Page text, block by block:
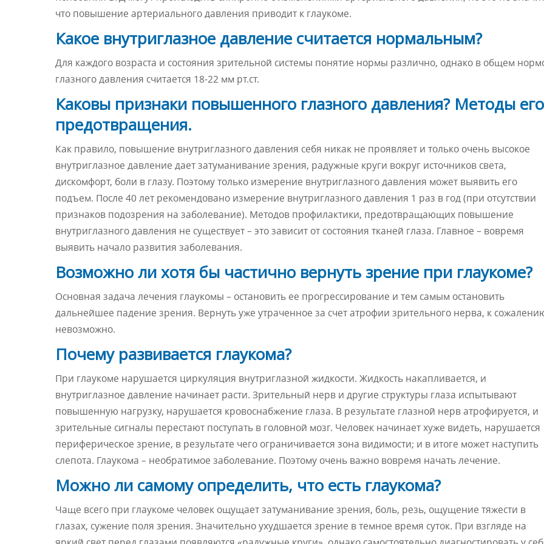
что повышение артериального давления приводит к глаукоме.
Какое внутриглазное давление считается нормальным?
Для каждого возраста и состояния зрительной системы понятие нормы различно, однако в общем
глазного давления считается 18-22 мм рт.ст.
Каковы признаки повышенного глазного давления? Методы его
предотвращения.
Как правило, повышение внутриглазного давления себя никак не проявляет и только очень высокое
внутриглазное давление дает затуманивание зрения, радужные круги вокруг источников света,
дискомфорт, боли в глазу. Поэтому только измерение внутриглазного давления может выявить его
подъем. После 40 лет рекомендовано измерение внутриглазного давления 1 раз в год (при отсутствии
признаков подозрения на заболевание). Методов профилактики, предотвращающих повышение
внутриглазного давления не существует – это зависит от состояния тканей глаза. Главное – вовремя
выявить начало развития заболевания.
Возможно ли хотя бы частично вернуть зрение при глаукоме?
Основная задача лечения глаукомы – остановить ее прогрессирование и тем самым остановить
дальнейшее падение зрения. Вернуть уже утраченное за счет атрофии зрительного нерва, к
невозможно.
Почему развивается глаукома?
При глаукоме нарушается циркуляция внутриглазной жидкости. Жидкость накапливается, и
внутриглазное давление начинает расти. Зрительный нерв и другие структуры глаза испытывают
повышенную нагрузку, нарушается кровоснабжение глаза. В результате глазной нерв атрофируется, и
зрительные сигналы перестают поступать в головной мозг. Человек начинает хуже видеть, нарушается
периферическое зрение, в результате чего ограничивается зона видимости; и в итоге может наступить
слепота. Глаукома – необратимое заболевание. Поэтому очень важно вовремя начать лечение.
Можно ли самому определить, что есть глаукома?
Чаще всего при глаукоме человек ощущает затуманивание зрения, боль, резь, ощущение тяжести в
глазах, сужение поля зрения. Значительно ухудшается зрение в темное время суток. При взгляде на